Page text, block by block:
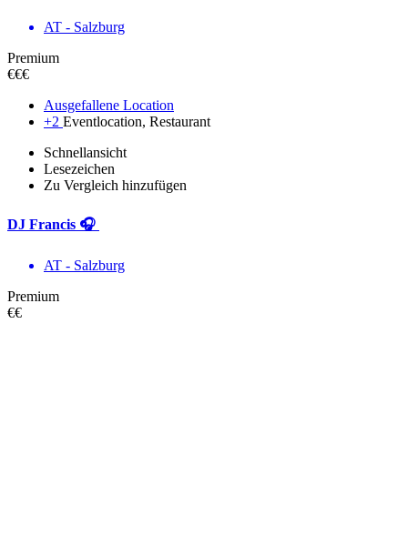
AT - Salzburg
Premium
€€€
Ausgefallene Location
+2 Eventlocation, Restaurant
Schnellansicht
Lesezeichen
Zu Vergleich hinzufügen
DJ Francis 🎧
AT - Salzburg
Premium
€€